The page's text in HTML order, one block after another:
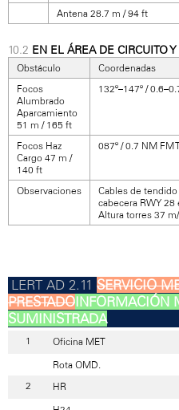
Antena 28.7 m / 94 ft
EN EL ÁREA DE CIRCUITO
Obstáculo
Coordenadas
Focos
Alumbrado
Aparcamiento
51 m / 165 ft
132º–147º /
Focos Haz
Cargo 47 m /
140 ft
087º / 0.7 NM FM
Observaciones
Cables de
cabecera RWY 28
Altura torres 37
SERVICIO
PRESTADOINFORMACIÓN
SUMINISTRADA
Oficina MET
Rota OMD.
HR